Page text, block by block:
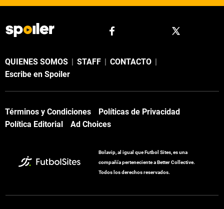
QUIENES SOMOS | STAFF | CONTACTO |
Escribe en Spoiler
Términos y Condiciones
Políticas de Privacidad
Política Editorial
Ad Choices
Bolavip, al igual que Futbol Sites, es una
compañía perteneciente a Better Collective.
Todos los derechos reservados.